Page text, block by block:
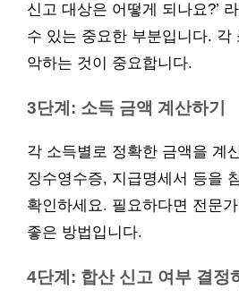
신고 대상은 어떻게 되나요?’
수 있는 중요한 부분입니다. 각
악하는 것이 중요합니다.
3단계: 소득 금액 계산하기
각 소득별로 정확한 금액을 계
징수영수증, 지급명세서 등을
확인하세요. 필요하다면 전문
좋은 방법입니다.
4단계: 합산 신고 여부 결정